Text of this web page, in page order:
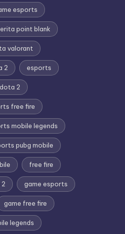
esports
point blank
valorant
2 esports
2
free fire
mobile legends
pubg mobile
free fire
game esports
game free fire
legends